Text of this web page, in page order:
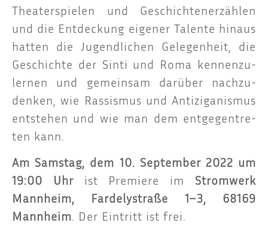
Thea­ter­spie­len und Geschich­ten­er­zäh­len
und die Ent­de­ckung eige­ner Talen­te hin­aus
hat­ten die Jugend­li­chen Gele­gen­heit, die
Geschich­te der Sin­ti und Roma ken­nen­zu­
ler­nen und gemein­sam dar­über nach­zu­
den­ken, wie Ras­sis­mus und Anti­zi­ga­nis­mus
ent­ste­hen und wie man dem ent­ge­gen­tre­
ten kann.
Am Sams­tag, dem 10. Sep­tem­ber 2022 um
19:00 Uhrist Pre­mie­re im Strom­werk
Mann­heim, Far­de­ly­stra­ße 1–3, 68169
Mann­heim . Der Ein­tritt ist frei.